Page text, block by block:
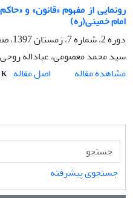
رونمایی از مفهوم «قانون» و
امام خمینی(ره)
دوره 2، شماره 7، زمستان 1397، صفحه
سید محمد معصومی، عباداله
مشاهده مقاله
اصل مقاله K
جستجوی پیشرفته